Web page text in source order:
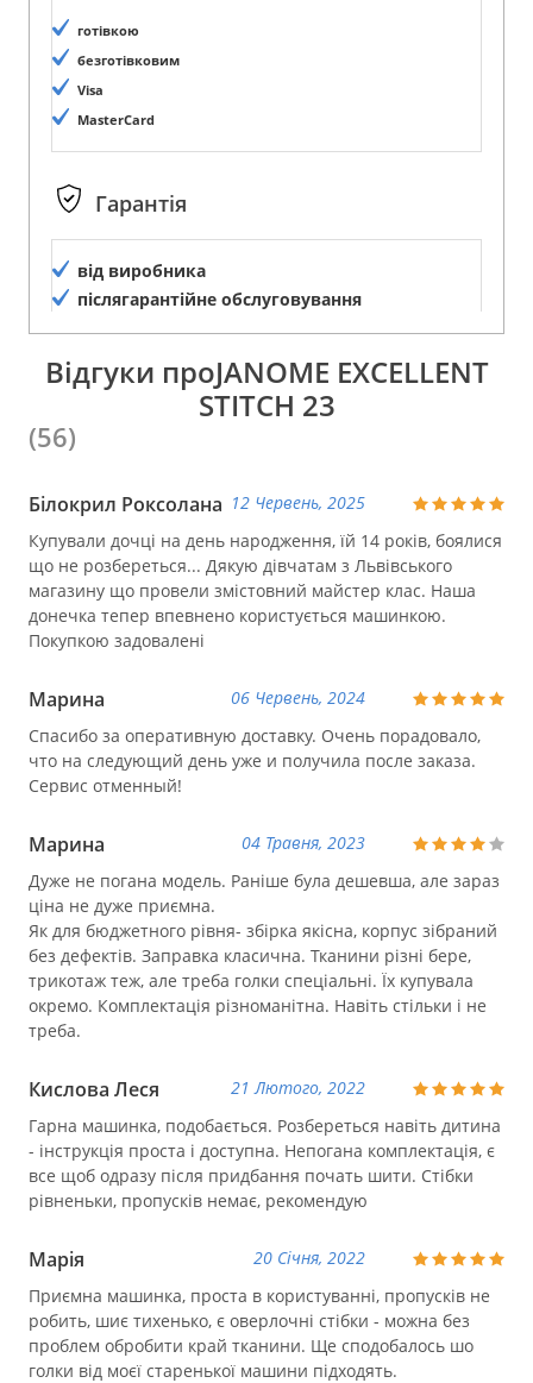
готівкою
безготівковим
Visa
MasterCard
Гарантія
від виробника
післягарантійне обслуговування
Відгуки проJANOME EXCELLENT
STITCH 23
(56)
Білокрил Роксолана 12 Червень, 2025
Купували дочці на день народження, їй 14 років, боялися
що не розбереться... Дякую дівчатам з Львівського
магазину що провели змістовний майстер клас. Наша
донечка тепер впевнено користується машинкою.
Покупкою задовалені
Марина
06 Червень, 2024
Спасибо за оперативную доставку. Очень порадовало,
что на следующий день уже и получила после заказа.
Сервис отменный!
Марина
04 Травня, 2023
Дуже не погана модель. Раніше була дешевша, але зараз
ціна не дуже приємна.
Як для бюджетного рівня- збірка якісна, корпус зібраний
без дефектів. Заправка класична. Тканини різні бере,
трикотаж теж, але треба голки спеціальні. Їх купувала
окремо. Комплектація різноманітна. Навіть стільки і не
треба.
Кислова Леся
21 Лютого, 2022
Гарна машинка, подобається. Розбереться навіть дитина
- інструкція проста і доступна. Непогана комплектація, є
все щоб одразу після придбання почать шити. Стібки
рівненьки, пропусків немає, рекомендую
Марія
20 Січня, 2022
Приємна машинка, проста в користуванні, пропусків не
робить, шиє тихенько, є оверлочні стібки - можна без
проблем обробити край тканини. Ще сподобалось шо
голки від моєї старенької машини підходять.